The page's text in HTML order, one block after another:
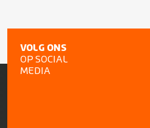
VOLG ONS
OP SOCIAL
MEDIA